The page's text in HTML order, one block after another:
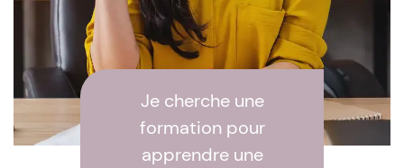
Je cherche une
formation pour
apprendre une